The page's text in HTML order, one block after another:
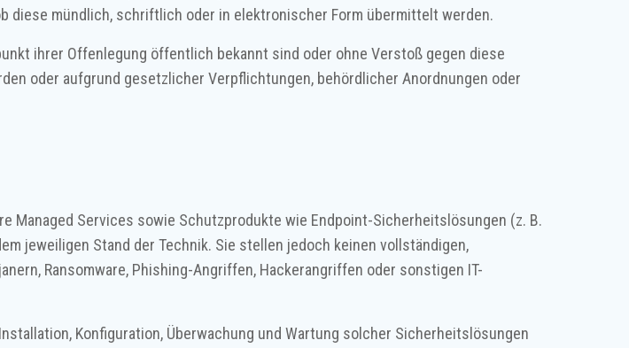
diese mündlich, schriftlich oder in elektronischer Form übermittelt werden.
ihrer Offenlegung öffentlich bekannt sind oder ohne Verstoß gegen diese
oder aufgrund gesetzlicher Verpflichtungen, behördlicher Anordnungen oder
Managed Services sowie Schutzprodukte wie Endpoint-Sicherheitslösungen (z. B.
jeweiligen Stand der Technik. Sie stellen jedoch keinen vollständigen,
Ransomware, Phishing-Angriffen, Hackerangriffen oder sonstigen IT-
Konfiguration, Überwachung und Wartung solcher Sicherheitslösungen